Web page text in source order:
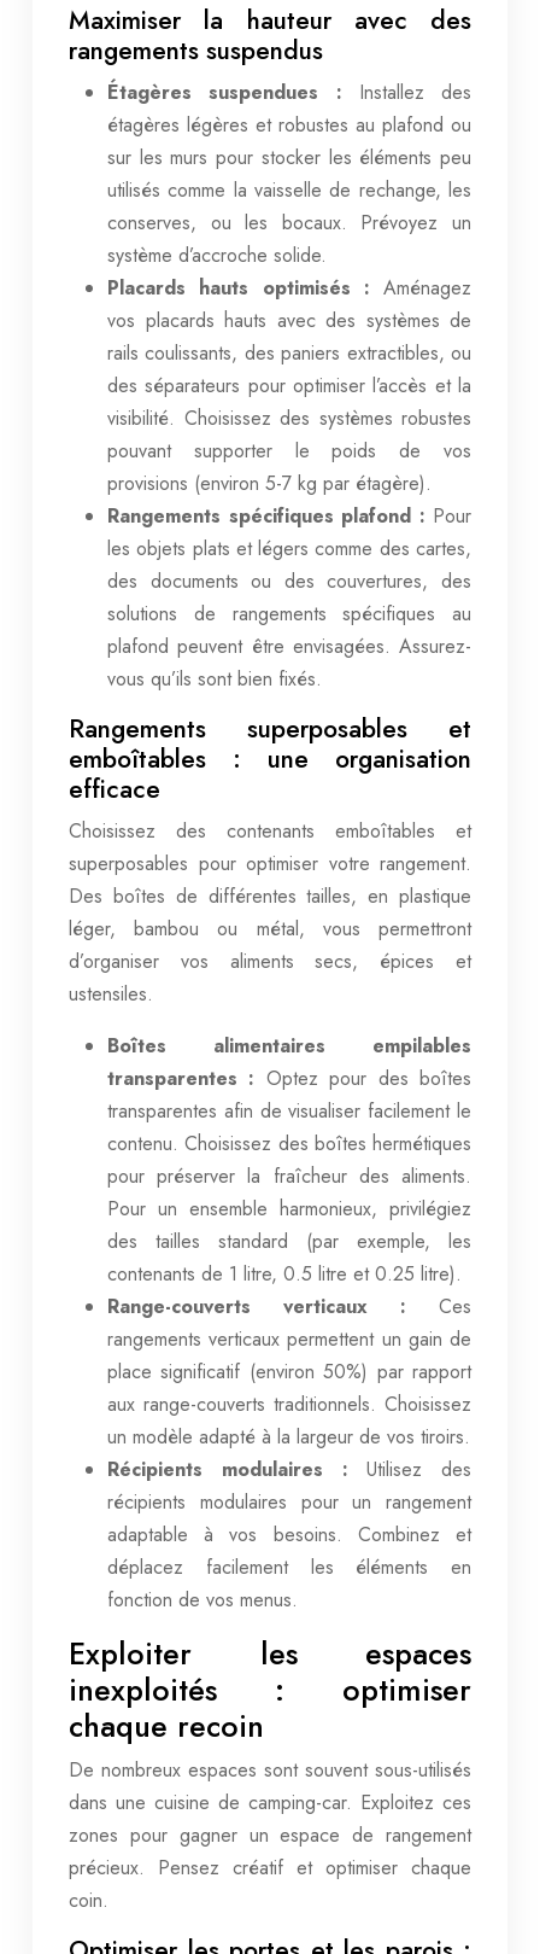
Maximiser la hauteur avec des
rangements suspendus
Étagères suspendues : Installez des
étagères légères et robustes au plafond ou
sur les murs pour stocker les éléments peu
utilisés comme la vaisselle de rechange, les
conserves, ou les bocaux. Prévoyez un
système d’accroche solide.
Placards hauts optimisés : Aménagez
vos placards hauts avec des systèmes de
rails coulissants, des paniers extractibles, ou
des séparateurs pour optimiser l’accès et la
visibilité. Choisissez des systèmes robustes
pouvant supporter le poids de vos
provisions (environ 5-7 kg par étagère).
Rangements spécifiques plafond : Pour
les objets plats et légers comme des cartes,
des documents ou des couvertures, des
solutions de rangements spécifiques au
plafond peuvent être envisagées. Assurez-
vous qu’ils sont bien fixés.
Rangements superposables et
emboîtables : une organisation
efficace
Choisissez des contenants emboîtables et
superposables pour optimiser votre rangement.
Des boîtes de différentes tailles, en plastique
léger, bambou ou métal, vous permettront
d’organiser vos aliments secs, épices et
ustensiles.
Boîtes alimentaires empilables
transparentes : Optez pour des boîtes
transparentes afin de visualiser facilement le
contenu. Choisissez des boîtes hermétiques
pour préserver la fraîcheur des aliments.
Pour un ensemble harmonieux, privilégiez
des tailles standard (par exemple, les
contenants de 1 litre, 0.5 litre et 0.25 litre).
Range-couverts verticaux : Ces
rangements verticaux permettent un gain de
place significatif (environ 50%) par rapport
aux range-couverts traditionnels. Choisissez
un modèle adapté à la largeur de vos tiroirs.
Récipients modulaires :Utilisez des
récipients modulaires pour un rangement
adaptable à vos besoins. Combinez et
déplacez facilement les éléments en
fonction de vos menus.
Exploiter les espaces
inexploités : optimiser
chaque recoin
De nombreux espaces sont souvent sous-utilisés
dans une cuisine de camping-car. Exploitez ces
zones pour gagner un espace de rangement
précieux. Pensez créatif et optimiser chaque
coin.